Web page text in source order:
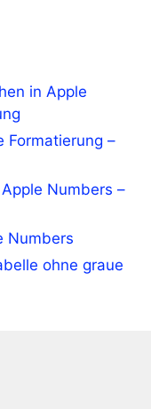
in Apple
Formatierung –
Numbers –
Numbers
ohne graue